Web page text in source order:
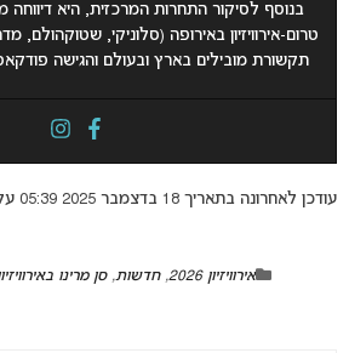
בנוסף לסיקור התחרות המרכזית, היא דיווחה
טרום-אירוויזיון באירופה (סלוניקי, שטוקהולם,
תקשורת מובילים בארץ ובעולם והגישה
עודכן לאחרונה בתאריך 18 בדצמבר 2025 05:39 על ידי
אירוויזיון 2026 ,חדשות,סן מרינו